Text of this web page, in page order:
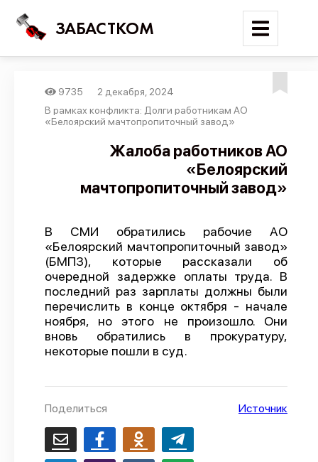
ЗАБАСТКОМ
Войти
Поиск
Карта событий
Отчеты
Предложить публикацию
Справочник
API
О проекте
Политика конфиденциальности
9735
2 декабря, 2024
В рамках конфликта: Долги работникам АО
«Белоярский мачтопропиточный завод»
Жалоба работников АО
«Белоярский
мачтопропиточный завод»
В СМИ обратились рабочие АО
«Белоярский мачтопропиточный завод»
(БМПЗ), которые рассказали об
очередной задержке оплаты труда. В
последний раз зарплаты должны были
перечислить в конце октября - начале
ноября, но этого не произошло. Они
вновь обратились в прокуратуру,
некоторые пошли в суд.
Поделиться Источник